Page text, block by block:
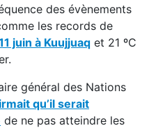
des évènements
les records de
juin à Kuujjuaq et 21 ºC
général des Nations
qu’il serait
de ne pas atteindre les